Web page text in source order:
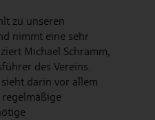
zu unseren
nimmt eine sehr
Michael Schramm,
des Vereins.
darin vor allem
regelmäßige